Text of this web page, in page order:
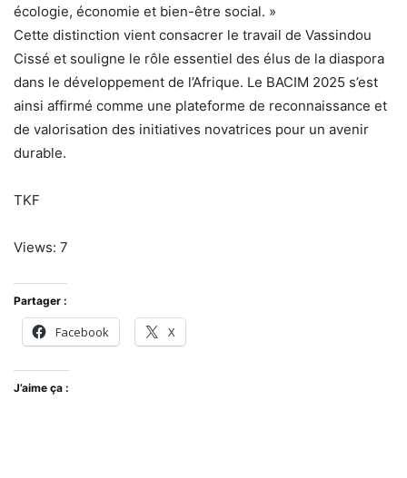
écologie, économie et bien-être social. »
Cette distinction vient consacrer le travail de Vassindou
Cissé et souligne le rôle essentiel des élus de la diaspora
dans le développement de l’Afrique. Le BACIM 2025 s’est
ainsi affirmé comme une plateforme de reconnaissance et
de valorisation des initiatives novatrices pour un avenir
durable.
TKF
Views: 7
Partager :
Facebook X
J’aime ça :